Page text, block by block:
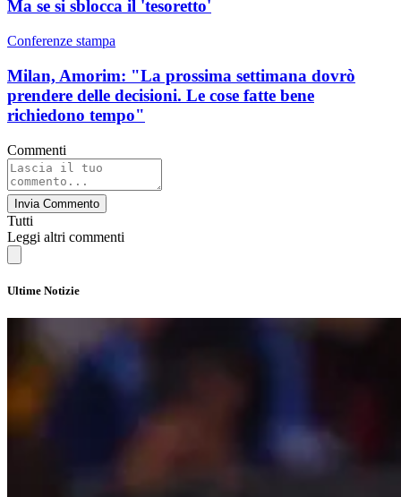
Ma se si sblocca il 'tesoretto'
Conferenze stampa
Milan, Amorim: "La prossima settimana dovrò
prendere delle decisioni. Le cose fatte bene
richiedono tempo"
Commenti
Invia Commento
Tutti
Leggi altri commenti
Ultime Notizie